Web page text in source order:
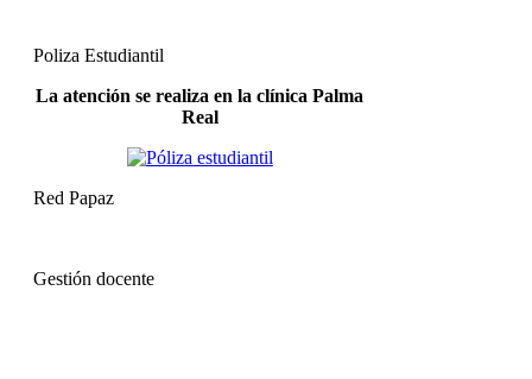
Poliza Estudiantil
La atención se realiza en la clínica Palma
Real
Red Papaz
Gestión docente